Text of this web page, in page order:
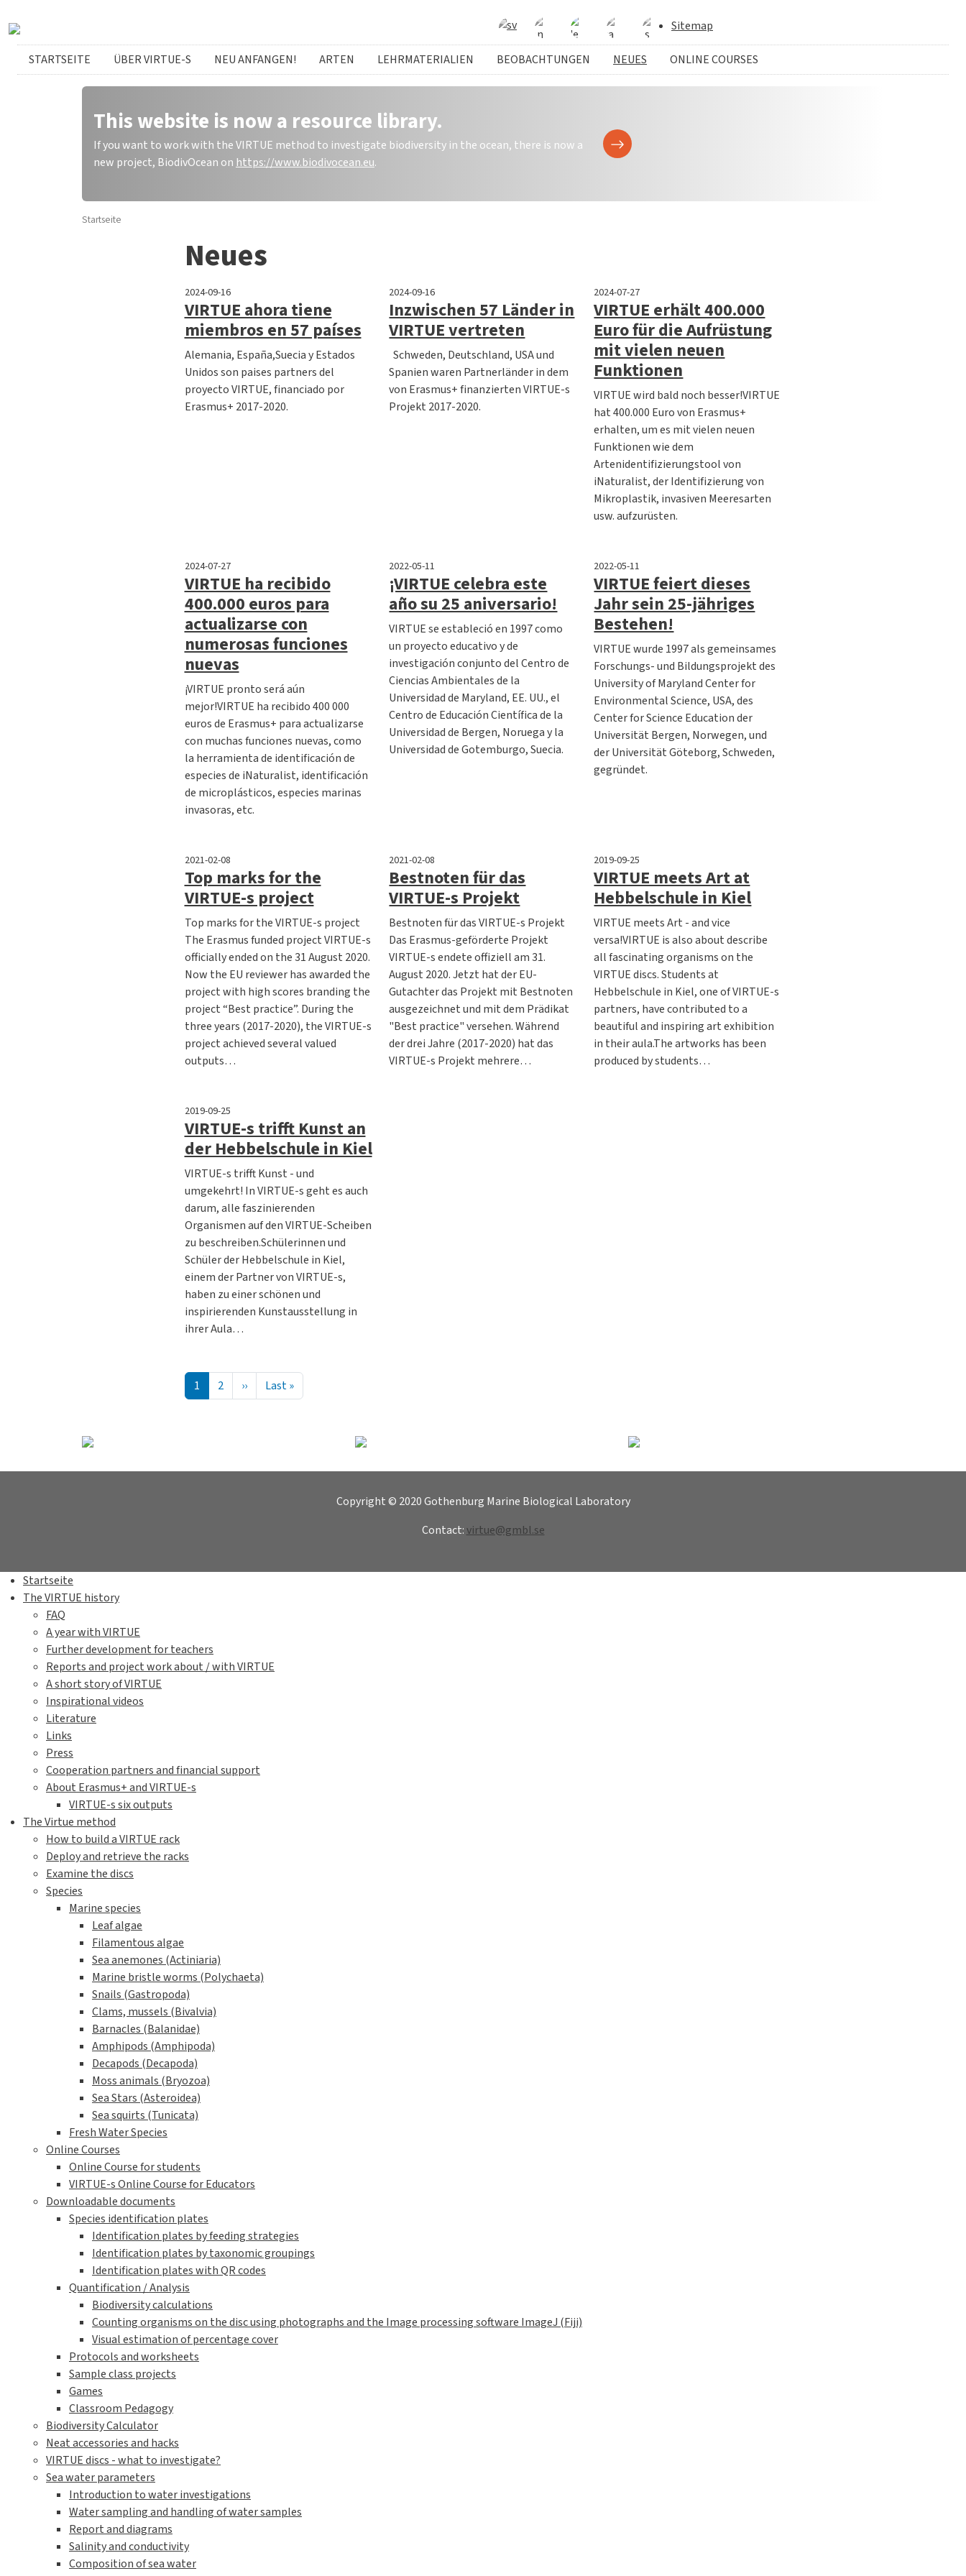
Sitemap
German menu
STARTSEITE ÜBER VIRTUE-S NEU ANFANGEN! ARTEN LEHRMATERIALIEN BEOBACHTUNGEN NEUES ONLINE COURSES
This website is now a resource library.
If you want to work with the VIRTUE method to investigate biodiversity in the ocean, there is now a
new project, BiodivOcean on https://www.biodivocean.eu.
Startseite
Neues
2024-09-16
VIRTUE ahora tiene
miembros en 57 países
Alemania, España,Suecia y Estados
Unidos son paises partners del
proyecto VIRTUE, financiado por
Erasmus+ 2017-2020.
2024-09-16
Inzwischen 57 Länder in
VIRTUE vertreten
Schweden, Deutschland, USA und
Spanien waren Partnerländer in dem
von Erasmus+ finanzierten VIRTUE-s
Projekt 2017-2020.
2024-07-27
VIRTUE erhält 400.000
Euro für die Aufrüstung
mit vielen neuen
Funktionen
VIRTUE wird bald noch besser!VIRTUE
hat 400.000 Euro von Erasmus+
erhalten, um es mit vielen neuen
Funktionen wie dem
Artenidentifizierungstool von
iNaturalist, der Identifizierung von
Mikroplastik, invasiven Meeresarten
usw. aufzurüsten.
2024-07-27
VIRTUE ha recibido
400.000 euros para
actualizarse con
numerosas funciones
nuevas
¡VIRTUE pronto será aún
mejor!VIRTUE ha recibido 400 000
euros de Erasmus+ para actualizarse
con muchas funciones nuevas, como
la herramienta de identificación de
especies de iNaturalist, identificación
de microplásticos, especies marinas
invasoras, etc.
2022-05-11
¡VIRTUE celebra este
año su 25 aniversario!
VIRTUE se estableció en 1997 como
un proyecto educativo y de
investigación conjunto del Centro de
Ciencias Ambientales de la
Universidad de Maryland, EE. UU., el
Centro de Educación Científica de la
Universidad de Bergen, Noruega y la
Universidad de Gotemburgo, Suecia.
2022-05-11
VIRTUE feiert dieses
Jahr sein 25-jähriges
Bestehen!
VIRTUE wurde 1997 als gemeinsames
Forschungs- und Bildungsprojekt des
University of Maryland Center for
Environmental Science, USA, des
Center for Science Education der
Universität Bergen, Norwegen, und
der Universität Göteborg, Schweden,
gegründet.
2021-02-08
Top marks for the
VIRTUE-s project
Top marks for the VIRTUE-s project
The Erasmus funded project VIRTUE-s
officially ended on the 31 August 2020.
Now the EU reviewer has awarded the
project with high scores branding the
project “Best practice”. During the
three years (2017-2020), the VIRTUE-s
project achieved several valued
outputs…
2021-02-08
Bestnoten für das
VIRTUE-s Projekt
Bestnoten für das VIRTUE-s Projekt
Das Erasmus-geförderte Projekt
VIRTUE-s endete offiziell am 31.
August 2020. Jetzt hat der EU-
Gutachter das Projekt mit Bestnoten
ausgezeichnet und mit dem Prädikat
"Best practice" versehen. Während
der drei Jahre (2017-2020) hat das
VIRTUE-s Projekt mehrere…
2019-09-25
VIRTUE meets Art at
Hebbelschule in Kiel
VIRTUE meets Art - and vice
versa!VIRTUE is also about describe
all fascinating organisms on the
VIRTUE discs. Students at
Hebbelschule in Kiel, one of VIRTUE-s
partners, have contributed to a
beautiful and inspiring art exhibition
in their aula.The artworks has been
produced by students…
2019-09-25
VIRTUE-s trifft Kunst an
der Hebbelschule in Kiel
VIRTUE-s trifft Kunst - und
umgekehrt! In VIRTUE-s geht es auch
darum, alle faszinierenden
Organismen auf den VIRTUE-Scheiben
zu beschreiben.Schülerinnen und
Schüler der Hebbelschule in Kiel,
einem der Partner von VIRTUE-s,
haben zu einer schönen und
inspirierenden Kunstausstellung in
ihrer Aula…
Seitennummerierung
1 2 ››Nächste Seite
Last »Letzte Seite
Copyright © 2020 Gothenburg Marine Biological Laboratory
Contact:virtue@gmbl.se
Startseite
The VIRTUE history
FAQ
A year with VIRTUE
Further development for teachers
Reports and project work about / with VIRTUE
A short story of VIRTUE
Inspirational videos
Literature
Links
Press
Cooperation partners and financial support
About Erasmus+ and VIRTUE-s
VIRTUE-s six outputs
The Virtue method
How to build a VIRTUE rack
Deploy and retrieve the racks
Examine the discs
Species
Marine species
Leaf algae
Filamentous algae
Sea anemones (Actiniaria)
Marine bristle worms (Polychaeta)
Snails (Gastropoda)
Clams, mussels (Bivalvia)
Barnacles (Balanidae)
Amphipods (Amphipoda)
Decapods (Decapoda)
Moss animals (Bryozoa)
Sea Stars (Asteroidea)
Sea squirts (Tunicata)
Fresh Water Species
Online Courses
Online Course for students
VIRTUE-s Online Course for Educators
Downloadable documents
Species identification plates
Identification plates by feeding strategies
Identification plates by taxonomic groupings
Identification plates with QR codes
Quantification / Analysis
Biodiversity calculations
Counting organisms on the disc using photographs and the Image processing software ImageJ (Fiji)
Visual estimation of percentage cover
Protocols and worksheets
Sample class projects
Games
Classroom Pedagogy
Biodiversity Calculator
Neat accessories and hacks
VIRTUE discs - what to investigate?
Sea water parameters
Introduction to water investigations
Water sampling and handling of water samples
Report and diagrams
Salinity and conductivity
Composition of sea water